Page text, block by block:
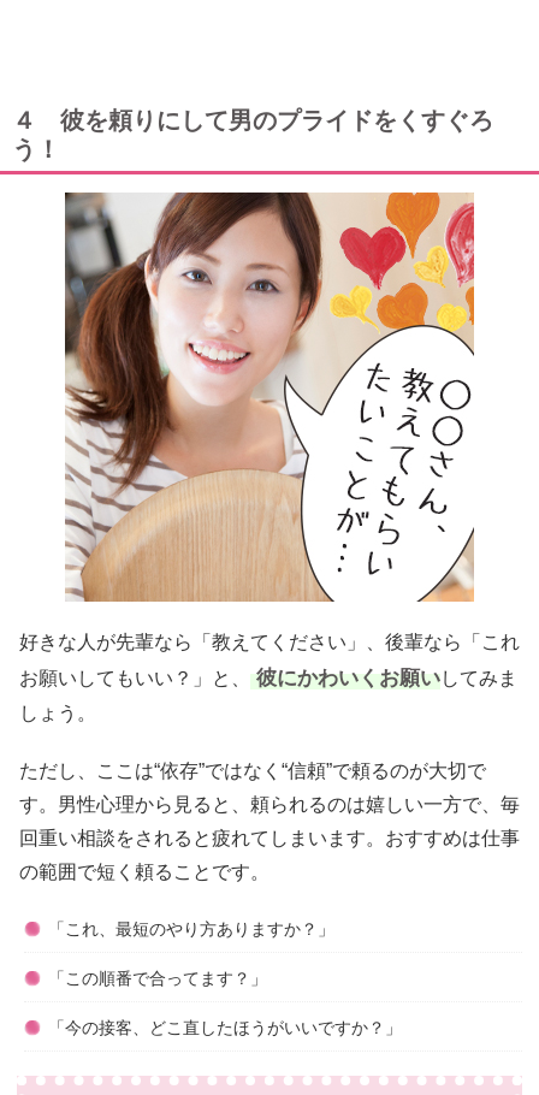
４ 彼を頼りにして男のプライドをくすぐろ
う！
好きな人が先輩なら「教えてください」、後輩なら「これ
お願いしてもいい？」と、
彼にかわいくお願いしてみま
しょう。
ただし、ここは“依存”ではなく“信頼”で頼るのが大切で
す。男性心理から見ると、頼られるのは嬉しい一方で、毎
回重い相談をされると疲れてしまいます。おすすめは仕事
の範囲で短く頼ることです。
「これ、最短のやり方ありますか？」
「この順番で合ってます？」
「今の接客、どこ直したほうがいいですか？」